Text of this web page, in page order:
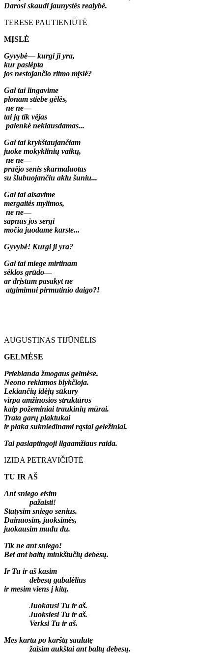
Darosi skaudi jaunystės realybė.
TERESE PAUTIENIŪTĖ
MĮSLĖ
Gyvybė—kurgi ji yra,
kur paslėpta
jos nestojančio ritmo mįslė?
Gal tai lingavime
plonam stiebe gėlės,
ne ne—
tai ją tik vėjas
palenkė neklausdamas...
Gal tai krykštaujančiam
juoke mokyklinių vaikų,
ne ne—
praėjo senis skarmaluotas
su šlubuojančiu aklu šuniu...
Gal tai alsavime
mergaitės mylimos,
ne ne—
sapnus jos sergi
močia juodame karste...
Gyvybė! Kurgi ji yra?
Gal tai miege mirtinam
sėklos grūdo—
ar drįstum pasakyt ne
atgimimui pirmutinio daigo?!
AUGUSTINAS TIJŪNĖLIS
GELMĖSE
Prieblanda žmogaus gelmėse.
Neono reklamos blykčioja.
Lekiančių idėjų sūkury
virpa amžinosios struktūros
kaip požeminiai traukinių mūrai.
Trata garų plaktukai
ir plaka sukniedinami rąstai geležiniai.
Tai paslaptingoji llgaamžiaus raida.
IZIDA PETRAVIČIŪTĖ
TU IR AŠ
Ant sniego eisim
pažaisti!
Statysim sniego senius.
Dainuosim, juoksimės,
juokausim mudu du.
Tik ne ant sniego!
Bet ant baltų minkštučių debesų.
Ir Tu ir aš kasim
debesų gabalėlius
ir mesim viens į kitą.
Juokausi Tu ir aš.
Juoksiesi Tu ir aš.
Verksi Tu ir aš.
Mes kartu po karštą saulutę
žaisim aukštai ant baltų debesų.